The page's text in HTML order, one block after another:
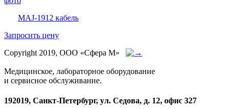
MAJ-1912 кабель
Запросить цену
Copyright 2019, ООО «Сфера М»
Медицинское, лабораторное оборудование
и сервисное обслуживание.
192019, Санкт-Петербург, ул. Седова, д. 12, офис 327